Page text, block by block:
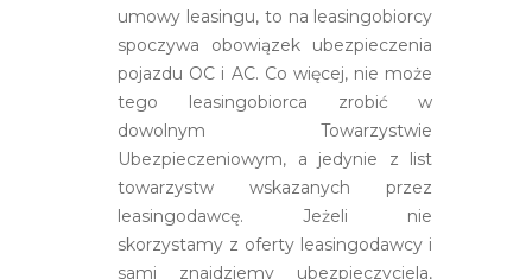
umowy leasingu, to na leasingobiorcy
spoczywa obowiązek ubezpieczenia
pojazdu OC i AC. Co więcej, nie może
tego leasingobiorca zrobić w
dowolnym Towarzystwie
Ubezpieczeniowym, a jedynie z list
towarzystw wskazanych przez
leasingodawcę. Jeżeli nie
skorzystamy z oferty leasingodawcy i
sami znajdziemy ubezpieczyciela,